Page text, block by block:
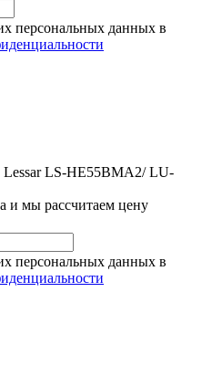
персональных данных в
Lessar LS-HE55BMA2/ LU-
и мы рассчитаем цену
персональных данных в